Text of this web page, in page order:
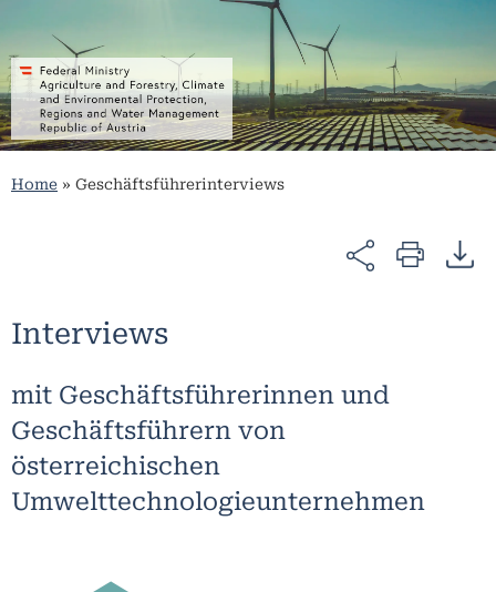
Home » Geschäftsführerinterviews
Interviews
mit Geschäftsführerinnen und
Geschäftsführern​ von
österreichischen
Umwelttechnologieunternehmen